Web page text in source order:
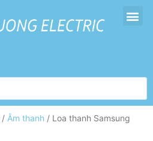
/ Âm thanh / Loa thanh Samsung